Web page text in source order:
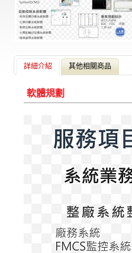
詳細介紹 其他相關商品
軟體規劃